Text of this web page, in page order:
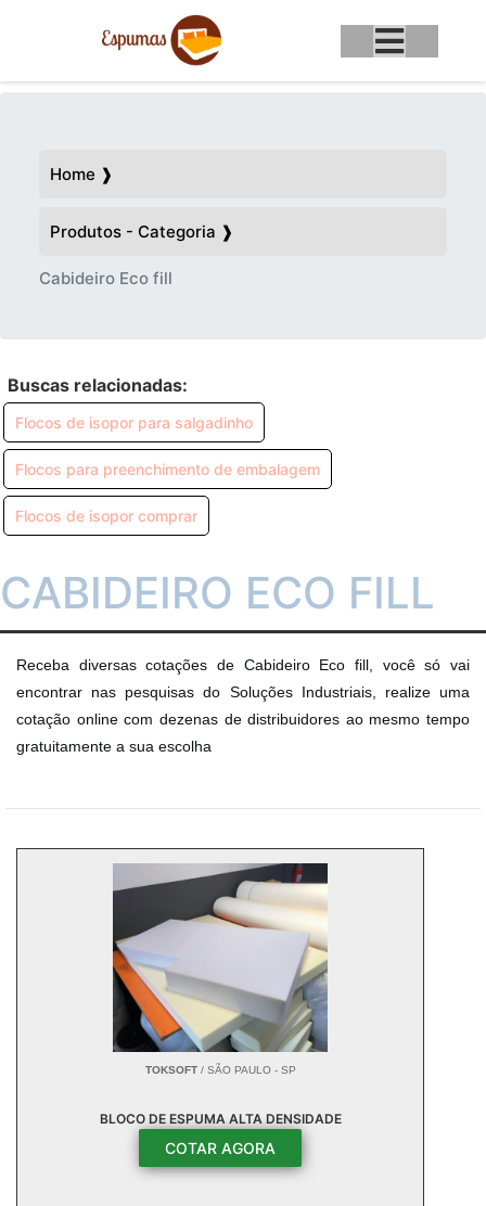
Home ❱
Produtos - Categoria ❱
Cabideiro Eco fill
Buscas relacionadas:
Flocos de isopor para salgadinho
Flocos para preenchimento de embalagem
Flocos de isopor comprar
CABIDEIRO ECO FILL
Receba diversas cotações de Cabideiro Eco fill, você só vai
encontrar nas pesquisas do Soluções Industriais, realize uma
cotação online com dezenas de distribuidores ao mesmo tempo
gratuitamente a sua escolha
TOKSOFT/ SÃO PAULO - SP
BLOCO DE ESPUMA ALTA DENSIDADE
COTAR AGORA